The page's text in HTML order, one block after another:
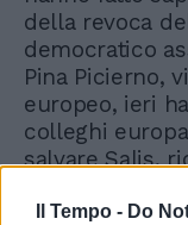
Il Tempo - Do
della revoca
democratico
Pina Picierno,
europeo, ieri
colleghi
salvare Salis,
deteriorato: le